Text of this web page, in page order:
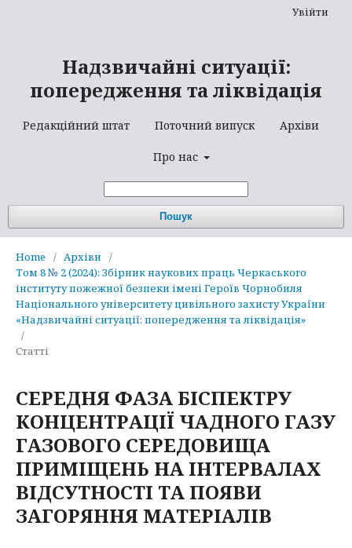
Надзвичайні ситуації:
попередження та ліквідація
Редакційний штат Поточний випуск Архіви
Про нас
Пошук
Увійти
Home / Архіви
/
Том 8 № 2 (2024): Збірник наукових праць Черкаського
інституту пожежної безпеки імені Героїв Чорнобиля
Національного університету цивільного захисту України
«Надзвичайні ситуації: попередження та ліквідація»
/
Статті
СЕРЕДНЯ ФАЗА БІСПЕКТРУ
КОНЦЕНТРАЦІЇ ЧАДНОГО ГАЗУ
ГАЗОВОГО СЕРЕДОВИЩА
ПРИМІЩЕНЬ НА ІНТЕРВАЛАХ
ВІДСУТНОСТІ ТА ПОЯВИ
ЗАГОРЯННЯ МАТЕРІАЛІВ